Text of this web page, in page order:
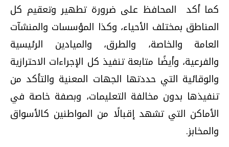
كما أكد المحافظ على ضرورة تطهير وتعقيم كل
المناطق بمختلف الأحياء، وكذا المؤسسات والمنشآت
العامة والخاصة، والطرق، والميادين الرئيسية
والفرعية، وأيضًا متابعة تنفيذ كل الإجراءات الاحترازية
والوقائية التي حددتها الجهات المعنية والتأكد من
تنفيذها بدون مخالفة التعليمات، وبصفة خاصة في
الأماكن التي تشهد إقبالًا من المواطنين كالأسواق
والمخابز.